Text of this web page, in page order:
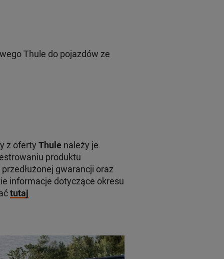
Thule do pojazdów ze
z oferty Thulenależy je
produktu
gwarancji oraz
informacje dotyczące okresu
tutaj